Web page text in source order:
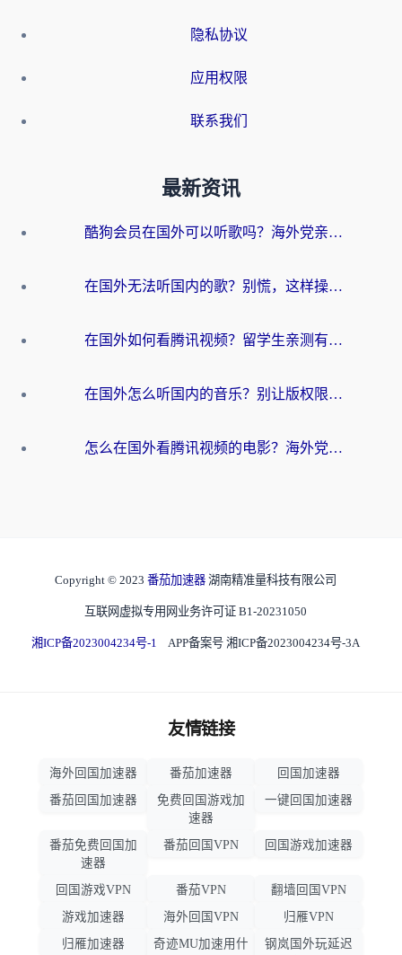
隐私协议
应用权限
联系我们
最新资讯
酷狗会员在国外可以听歌吗？海外党亲测有效：3步解决音乐权限难题
在国外无法听国内的歌？别慌，这样操作就能畅听QQ音乐（附亲测加速器推荐）
在国外如何看腾讯视频？留学生亲测有效的回国加速方案
在国外怎么听国内的音乐？别让版权限制断了你的华语歌单
怎么在国外看腾讯视频的电影？海外党亲测有效的回国加速指南
Copyright © 2023 番茄加速器 湖南精准量科技有限公司
互联网虚拟专用网业务许可证 B1-20231050
湘ICP备2023004234号-1 APP备案号 湘ICP备2023004234号-3A
友情链接
海外回国加速器 番茄加速器
回国加速器
番茄回国加速器
免费回国游戏加
速器
一键回国加速器
番茄免费回国加
速器
番茄回国VPN 回国游戏加速器
回国游戏VPN 番茄VPN
翻墙回国VPN
游戏加速器
海外回国VPN
归雁VPN
归雁加速器
奇迹MU加速用什 钢岚国外玩延迟